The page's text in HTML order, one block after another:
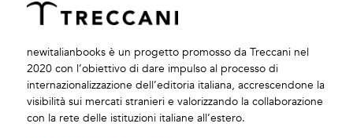
newitalianbooks è un progetto promosso da Treccani nel
2020 con l’obiettivo di dare impulso al processo di
internazionalizzazione dell’editoria italiana, accrescendone la
visibilità sui mercati stranieri e valorizzando la collaborazione
con la rete delle istituzioni italiane all’estero.